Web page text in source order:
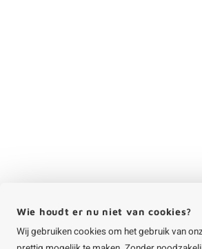
Wie houdt er nu niet van cookies?
Wij gebruiken cookies om het gebruik van